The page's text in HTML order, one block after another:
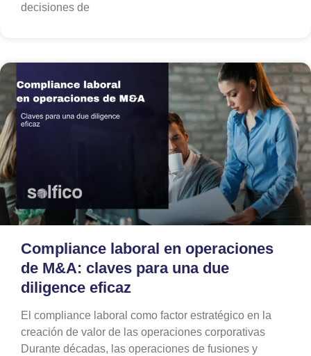
decisiones de
Compliance laboral en operaciones
de M&A: claves para una due
diligence eficaz
El compliance laboral como factor estratégico en la
creación de valor de las operaciones corporativas
Durante décadas, las operaciones de fusiones y